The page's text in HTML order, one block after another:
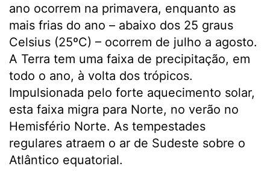
ano ocorrem na primavera, enquanto as
mais frias do ano – abaixo dos 25 graus
Celsius (25ºC) – ocorrem de julho a agosto.
A Terra tem uma faixa de precipitação, em
todo o ano, à volta dos trópicos.
Impulsionada pelo forte aquecimento solar,
esta faixa migra para Norte, no verão no
Hemisfério Norte. As tempestades
regulares atraem o ar de Sudeste sobre o
Atlântico equatorial.